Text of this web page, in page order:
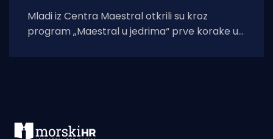
Mladi iz Centra Maestral otkrili su kroz
program „Maestral u jedrima“ prve korake u